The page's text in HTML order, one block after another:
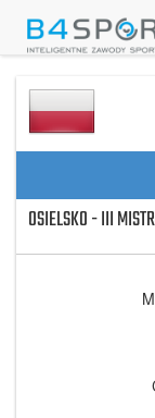
OSIELSKO - III